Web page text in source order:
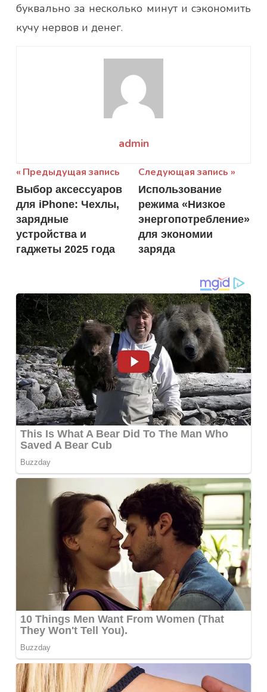
буквально за несколько минут и сэкономить
кучу нервов и денег.
admin
Навигация
по
записям
Предыдущая запись
Выбор аксессуаров
для iPhone: Чехлы,
зарядные
устройства и
гаджеты 2025 года
Следующая запись
Использование
режима «Низкое
энергопотребление»
для экономии
заряда